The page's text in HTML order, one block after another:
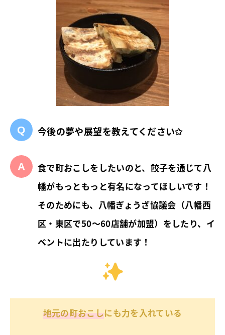
今後の夢や展望を教えてください✩︎
食で町おこしをしたいのと、餃子を通じて八
幡がもっともっと有名になってほしいです！
そのためにも、八幡ぎょうざ協議会（八幡西
区・東区で50〜60店舗が加盟）をしたり、イ
ベントに出たりしています！
地元の町おこしにも力を入れている